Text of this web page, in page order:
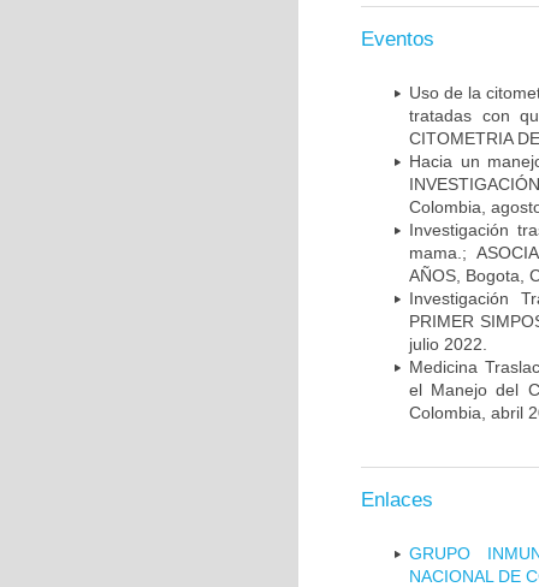
Eventos
Uso de la
tratadas con
CITOMETRIA
Hacia un
Colombia,
Investigación
mama.;
AÑOS, Bogota,
Investigación
PRIMER
julio 2022.
Medicina
el Manejo del
Colombia, abril
Enlaces
GRUPO
NACIONAL DE